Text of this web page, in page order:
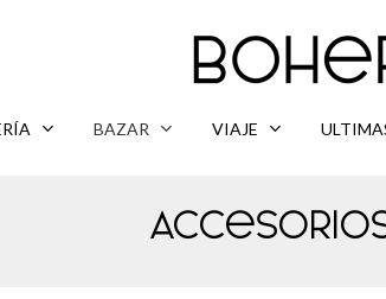
BAZAR VIAJE